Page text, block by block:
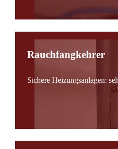
Rauchfangkehrer
Sichere Heizungsanlagen: